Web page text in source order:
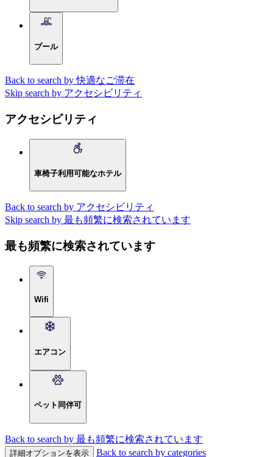
プール
Back to search by 快適なご滞在
Skip search by アクセシビリティ
アクセシビリティ
車椅子利用可能なホテル
Back to search by アクセシビリティ
Skip search by 最も頻繁に検索されています
最も頻繁に検索されています
Wifi
エアコン
ペット同伴可
Back to search by 最も頻繁に検索されています
詳細オプションを表示 Back to search by categories